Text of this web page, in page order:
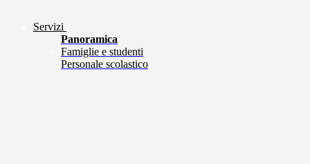
Servizi
Panoramica
Famiglie e studenti
Personale scolastico